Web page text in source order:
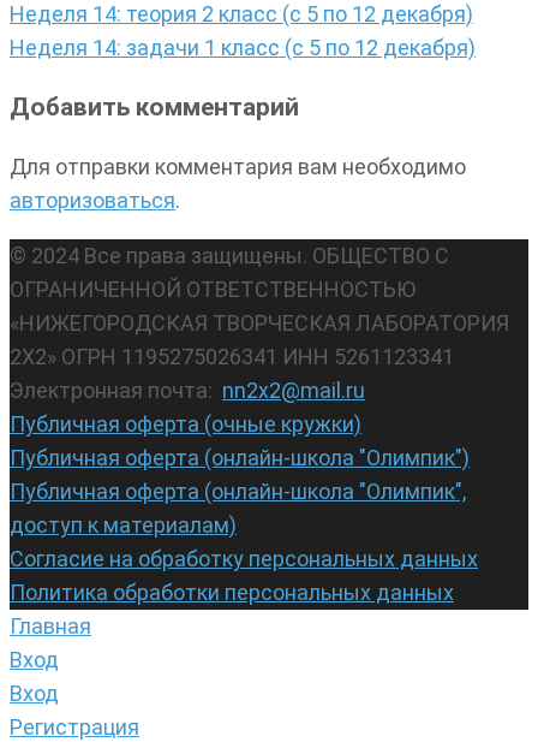
Неделя 14: теория 2 класс (с 5 по 12 декабря)
Неделя 14: задачи 1 класс (с 5 по 12 декабря)
Добавить комментарий
Для отправки комментария вам необходимо
авторизоваться.
© 2024 Все права защищены. ОБЩЕСТВО С
ОГРАНИЧЕННОЙ ОТВЕТСТВЕННОСТЬЮ
«НИЖЕГОРОДСКАЯ ТВОРЧЕСКАЯ ЛАБОРАТОРИЯ
2Х2» ОГРН 1195275026341 ИНН 5261123341
Электронная почта: nn2x2@mail.ru
Публичная оферта (очные кружки)
Публичная оферта (онлайн-школа "Олимпик")
Публичная оферта (онлайн-школа "Олимпик",
доступ к материалам)
Согласие на обработку персональных данных
Политика обработки персональных данных
Главная
Вход
Вход
Регистрация